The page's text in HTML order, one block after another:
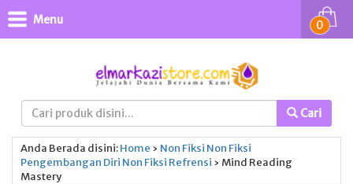
Cari
0
Menu
Anda Berada disini:Home › Non Fiksi Non Fiksi
Pengembangan Diri Non Fiksi Refrensi › Mind Reading
Mastery